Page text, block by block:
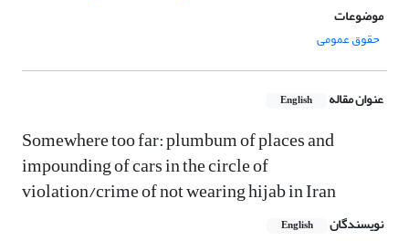
موضوعات
حقوق عمومی
عنوان مقاله English
Somewhere too far: plumbum of places and
impounding of cars in the circle of
violation/crime of not wearing hijab in Iran
نویسندگان English